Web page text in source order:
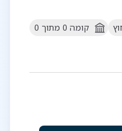
קומה 0 מתוך 0